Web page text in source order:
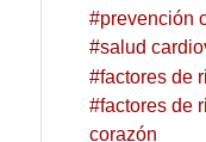
prevención
salud
factores de
factores de
corazón